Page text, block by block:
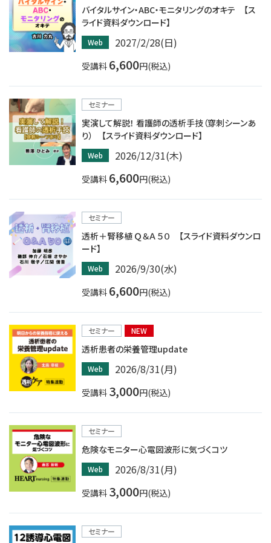
バイタルサイン・ABC・モニタリングのオキテ 【ス
ライド資料ダウンロード】
Web 2027/2/28(日)
受講料 6,600円(税込)
セミナー
実演して解説！ 看護師の透析手技（穿刺シーンあ
り） 【スライド資料ダウンロード】
Web 2026/12/31(木)
受講料 6,600円(税込)
セミナー
透析＋腎移植 Ｑ＆Ａ ５０ 【スライド資料ダウンロ
ード】
Web 2026/9/30(水)
受講料 6,600円(税込)
セミナー NEW
透析患者の栄養管理update
Web 2026/8/31(月)
受講料 3,000円(税込)
セミナー
危険なモニター心電図波形に気づくコツ
Web 2026/8/31(月)
受講料 3,000円(税込)
セミナー